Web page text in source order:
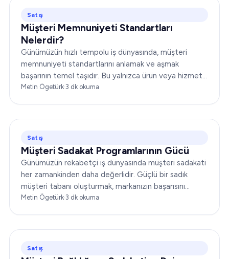
Satış
Müşteri Memnuniyeti Standartları
Nelerdir?
Günümüzün hızlı tempolu iş dünyasında, müşteri
memnuniyeti standartlarını anlamak ve aşmak
başarının temel taşıdır. Bu yalnızca ürün veya hizmet
sunmakla ilgili değildir;…
Metin Ögetürk·3 dk okuma
Satış
Müşteri Sadakat Programlarının Gücü
Günümüzün rekabetçi iş dünyasında müşteri sadakati
her zamankinden daha değerlidir. Güçlü bir sadık
müşteri tabanı oluşturmak, markanızın başarısını
önemli ölçüde artırabilir. Bu yazıda…
Metin Ögetürk·3 dk okuma
Satış